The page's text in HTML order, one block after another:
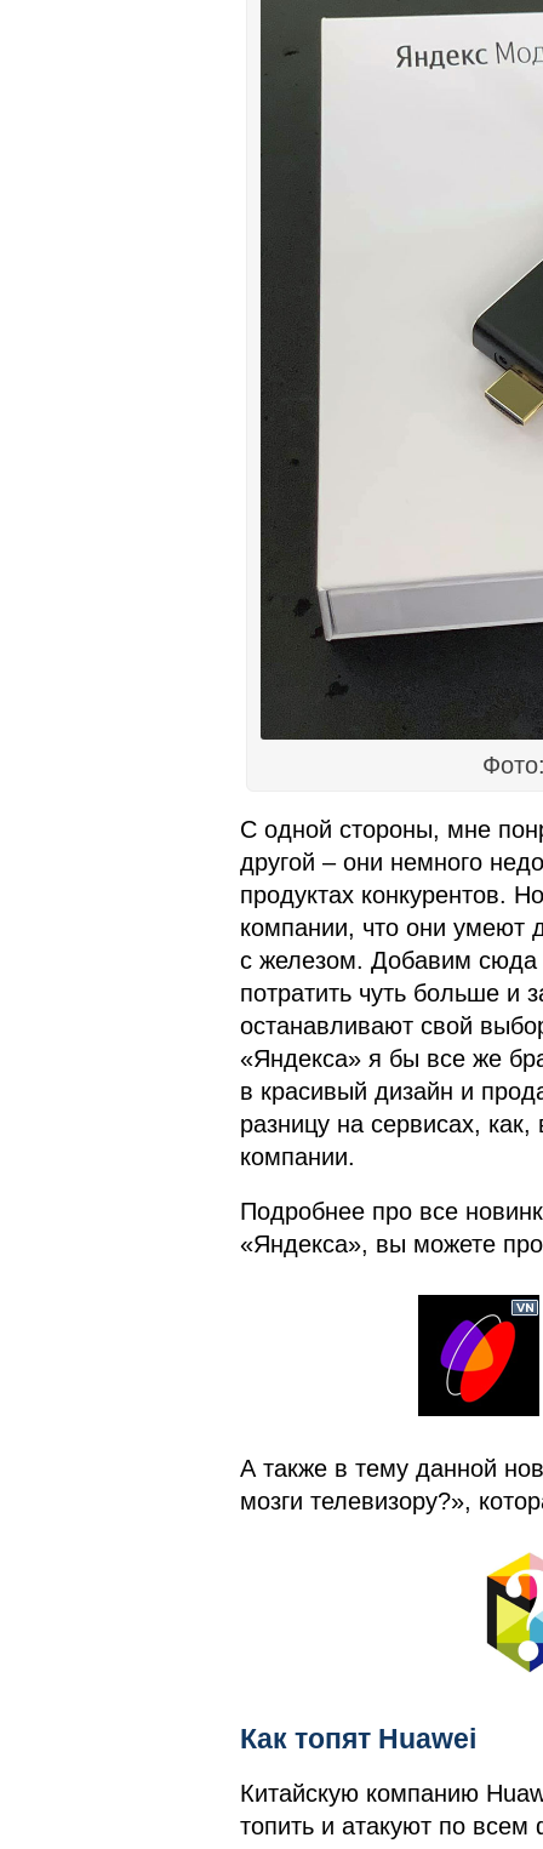
С одной стороны, мне
другой – они немного
продуктах конкурентов.
компании, что они умеют
с железом. Добавим сюда
потратить чуть больше и
останавливают свой
«Яндекса» я бы все же
в красивый дизайн и
разницу на сервисах,
компании.
Подробнее про все
«Яндекса», вы можете
А также в тему данной
мозги телевизору?»,
Как топят Huawei
Китайскую компанию
топить и атакуют по